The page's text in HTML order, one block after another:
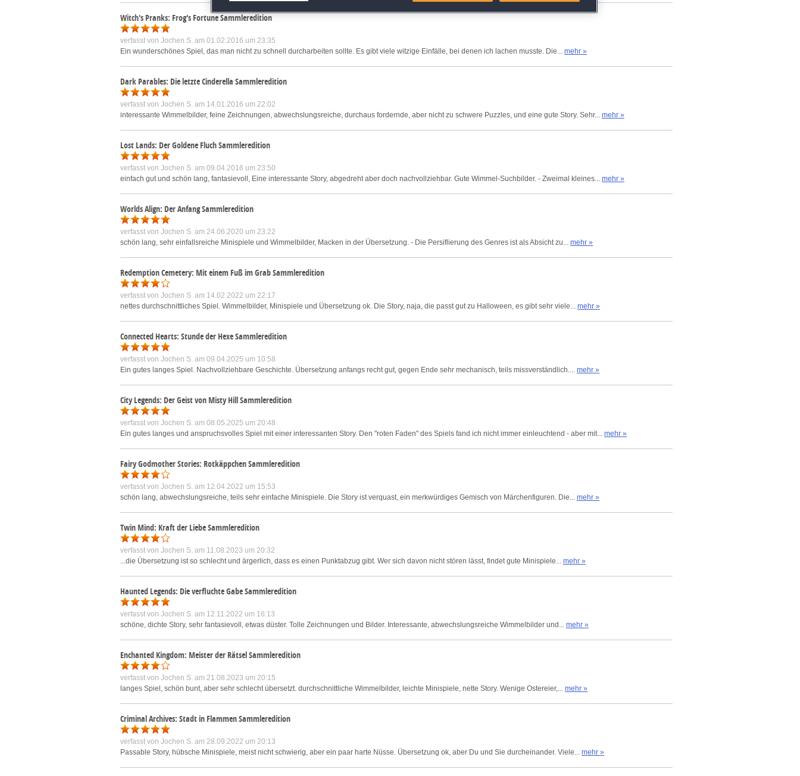
Witch's Pranks: Frog's Fortune Sammleredition
verfasst von Jochen S. am 01.02.2016 um 23:35
Ein wunderschönes Spiel, das man nicht zu schnell durcharbeiten sollte. Es gibt viele witzige Einfälle, bei denen ich lachen musste. Die... mehr »
Dark Parables: Die letzte Cinderella Sammleredition
verfasst von Jochen S. am 14.01.2016 um 22:02
interessante Wimmelbilder, feine Zeichnungen, abwechslungsreiche, durchaus fordernde, aber nicht zu schwere Puzzles, und eine gute Story. Sehr... mehr »
Lost Lands: Der Goldene Fluch Sammleredition
verfasst von Jochen S. am 09.04.2016 um 23:50
einfach gut und schön lang, fantasievoll, Eine interessante Story, abgedreht aber doch nachvollziehbar. Gute Wimmel-Suchbilder. - Zweimal kleines... mehr »
Worlds Align: Der Anfang Sammleredition
verfasst von Jochen S. am 24.06.2020 um 23:22
schön lang, sehr einfallsreiche Minispiele und Wimmelbilder, Macken in der Übersetzung. - Die Persiflierung des Genres ist als Absicht zu... mehr »
Redemption Cemetery: Mit einem Fuß im Grab Sammleredition
verfasst von Jochen S. am 14.02.2022 um 22:17
nettes durchschnittliches Spiel. Wimmelbilder, Minispiele und Übersetzung ok. Die Story, naja, die passt gut zu Halloween, es gibt sehr viele... mehr »
Connected Hearts: Stunde der Hexe Sammleredition
verfasst von Jochen S. am 09.04.2025 um 10:58
Ein gutes langes Spiel. Nachvollziehbare Geschichte. Übersetzung anfangs recht gut, gegen Ende sehr mechanisch, teils missverständlich.... mehr »
City Legends: Der Geist von Misty Hill Sammleredition
verfasst von Jochen S. am 08.05.2025 um 20:48
Ein gutes langes und anspruchsvolles Spiel mit einer interessanten Story. Den "roten Faden" des Spiels fand ich nicht immer einleuchtend - aber mit... mehr »
Fairy Godmother Stories: Rotkäppchen Sammleredition
verfasst von Jochen S. am 12.04.2022 um 15:53
schön lang, abwechslungsreiche, teils sehr einfache Minispiele. Die Story ist verquast, ein merkwürdiges Gemisch von Märchenfiguren. Die... mehr »
Twin Mind: Kraft der Liebe Sammleredition
verfasst von Jochen S. am 11.08.2023 um 20:32
...die Übersetzung ist so schlecht und ärgerlich, dass es einen Punktabzug gibt. Wer sich davon nicht stören lässt, findet gute Minispiele... mehr »
Haunted Legends: Die verfluchte Gabe Sammleredition
verfasst von Jochen S. am 12.11.2022 um 16:13
schöne, dichte Story, sehr fantasievoll, etwas düster. Tolle Zeichnungen und Bilder. Interessante, abwechslungsreiche Wimmelbilder und... mehr »
Enchanted Kingdom: Meister der Rätsel Sammleredition
verfasst von Jochen S. am 21.08.2023 um 20:15
langes Spiel, schön bunt, aber sehr schlecht übersetzt. durchschnittliche Wimmelbilder, leichte Minispiele, nette Story. Wenige Ostereier,... mehr »
Criminal Archives: Stadt in Flammen Sammleredition
verfasst von Jochen S. am 28.09.2022 um 20:13
Passable Story, hübsche Minispiele, meist nicht schwierig, aber ein paar harte Nüsse. Übersetzung ok, aber Du und Sie durcheinander. Viele... mehr »
Match and combine data from other data sources
Link different devices
Show Purposes